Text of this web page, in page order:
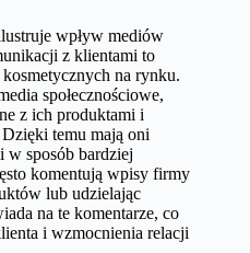
wpływ mediów
z klientami to
na rynku.
społecznościowe,
z ich produktami i
temu mają oni
sposób bardziej
komentują wpisy firmy
lub udzielając
na te komentarze, co
i wzmocnienia relacji